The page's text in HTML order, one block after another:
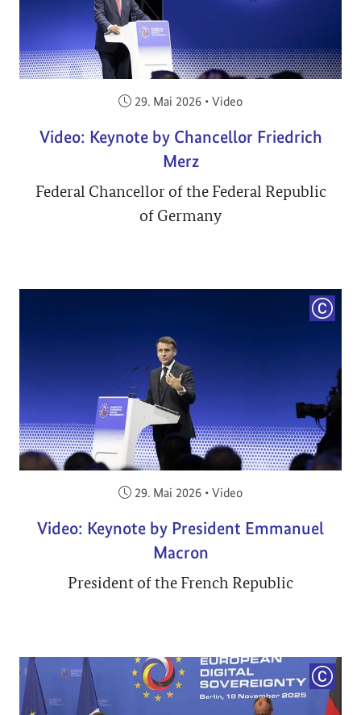
Veröffentlicht am:
29. Mai 2026 • Video
Video: Keynote by Chancellor Friedrich
Merz
Federal Chancellor of the Federal Republic
of Germany
Veröffentlicht am:
29. Mai 2026 • Video
Video: Keynote by President Emmanuel
Macron
President of the French Republic